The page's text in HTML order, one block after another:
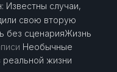
Известны случаи,
свою вторую
без сценарияЖизнь
Необычные
реальной жизни